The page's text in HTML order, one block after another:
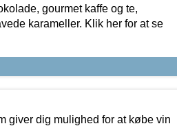
gourmet kaffe og te,
karameller. Klik her for at se
giver dig mulighed for at købe vin